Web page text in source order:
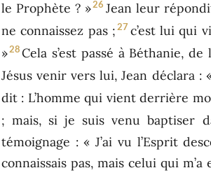
le Prophète ? »26 Jean leur
ne connaissez pas ;27 c’est lui qui
»28 Cela s’est passé à Béthanie,
Jésus venir vers lui, Jean déclara :
dit : L’homme qui vient derrière
; mais, si je suis venu baptiser
témoignage : « J’ai vu l’Esprit
connaissais pas, mais celui qui